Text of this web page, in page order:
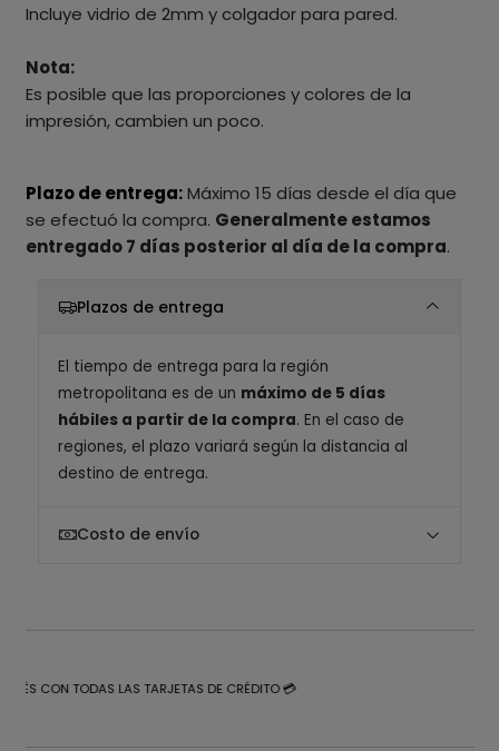
Incluye vidrio de 2mm y colgador para pared.
Nota:
Es posible que las proporciones y colores de la
impresión, cambien un poco.
Plazo de entrega:Máximo 15 días desde el día que
se efectuó la compra. Generalmente estamos
entregado 7 días posterior al día de la compra.
Plazos de entrega
El tiempo de entrega para la región
metropolitana es de un máximo de 5 días
hábiles a partir de la compra. En el caso de
regiones, el plazo variará según la distancia al
destino de entrega.
Costo de envío
CON TODAS LAS TARJETAS DE CRÉDITO 💳